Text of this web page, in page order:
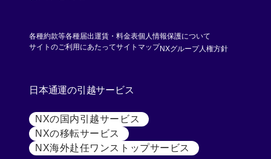
各種約款等各種届出運賃・料金表個人情報保護について
サイトのご利用にあたってサイトマップNXグループ人権方針
日本通運の引越サービス
NXの国内引越サービス [別ウィンドウで開く]
NXの移転サービス [別ウィンドウで開く]
NX海外赴任ワンストップサービス [別ウィンドウで